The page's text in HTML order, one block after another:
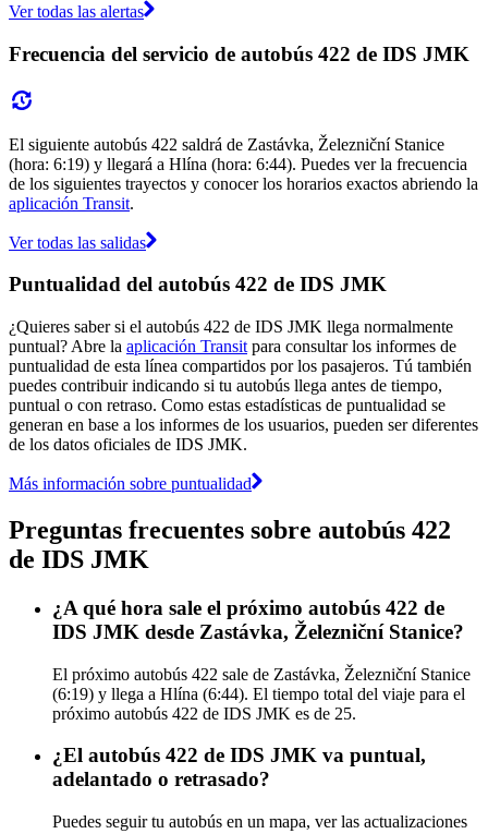
Ver todas las alertas
Frecuencia del servicio de autobús 422 de IDS JMK
El siguiente autobús 422 saldrá de Zastávka, Železniční Stanice
(hora: 6:19) y llegará a Hlína (hora: 6:44). Puedes ver la frecuencia
de los siguientes trayectos y conocer los horarios exactos abriendo la
aplicación Transit.
Ver todas las salidas
Puntualidad del autobús 422 de IDS JMK
¿Quieres saber si el autobús 422 de IDS JMK llega normalmente
puntual? Abre la aplicación Transit para consultar los informes de
puntualidad de esta línea compartidos por los pasajeros. Tú también
puedes contribuir indicando si tu autobús llega antes de tiempo,
puntual o con retraso. Como estas estadísticas de puntualidad se
generan en base a los informes de los usuarios, pueden ser diferentes
de los datos oficiales de IDS JMK.
Más información sobre puntualidad
Preguntas frecuentes sobre autobús 422
de IDS JMK
¿A qué hora sale el próximo autobús 422 de
IDS JMK desde Zastávka, Železniční Stanice?
El próximo autobús 422 sale de Zastávka, Železniční Stanice
(6:19) y llega a Hlína (6:44). El tiempo total del viaje para el
próximo autobús 422 de IDS JMK es de 25.
¿El autobús 422 de IDS JMK va puntual,
adelantado o retrasado?
Puedes seguir tu autobús en un mapa, ver las actualizaciones